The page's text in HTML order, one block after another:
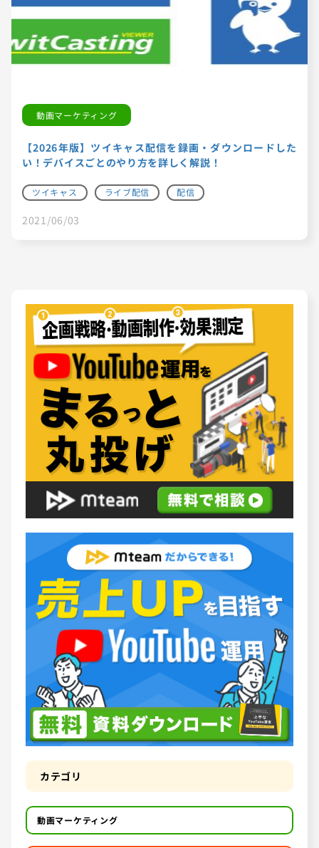
動画マーケティング
【2026年版】ツイキャス配信を録画・ダウンロードした
い！デバイスごとのやり方を詳しく解説！
ツイキャス ライブ配信 配信
2021/06/03
カテゴリ
動画マーケティング